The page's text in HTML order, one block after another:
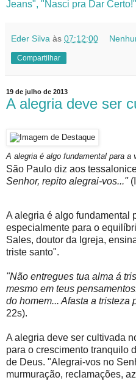
Jeans", "Nasci pra Dar Certo!"
Eder Silva às 07:12:00
Compartilhar
19 de julho de 2013
A alegria deve ser
A alegria é algo fundamental para a
São Paulo diz aos
Senhor, repito alegrai-vos..."
A alegria é algo fundamental
especialmente para o
Sales, doutor da Igreja,
triste santo".
"Não entregues tua alma á
mesmo em teus
do homem... Afasta a tristeza
22s).
A alegria deve ser cultivada
para o crescimento tranquilo
de Deus. "Alegrai-vos no
murmuração, reclamações,